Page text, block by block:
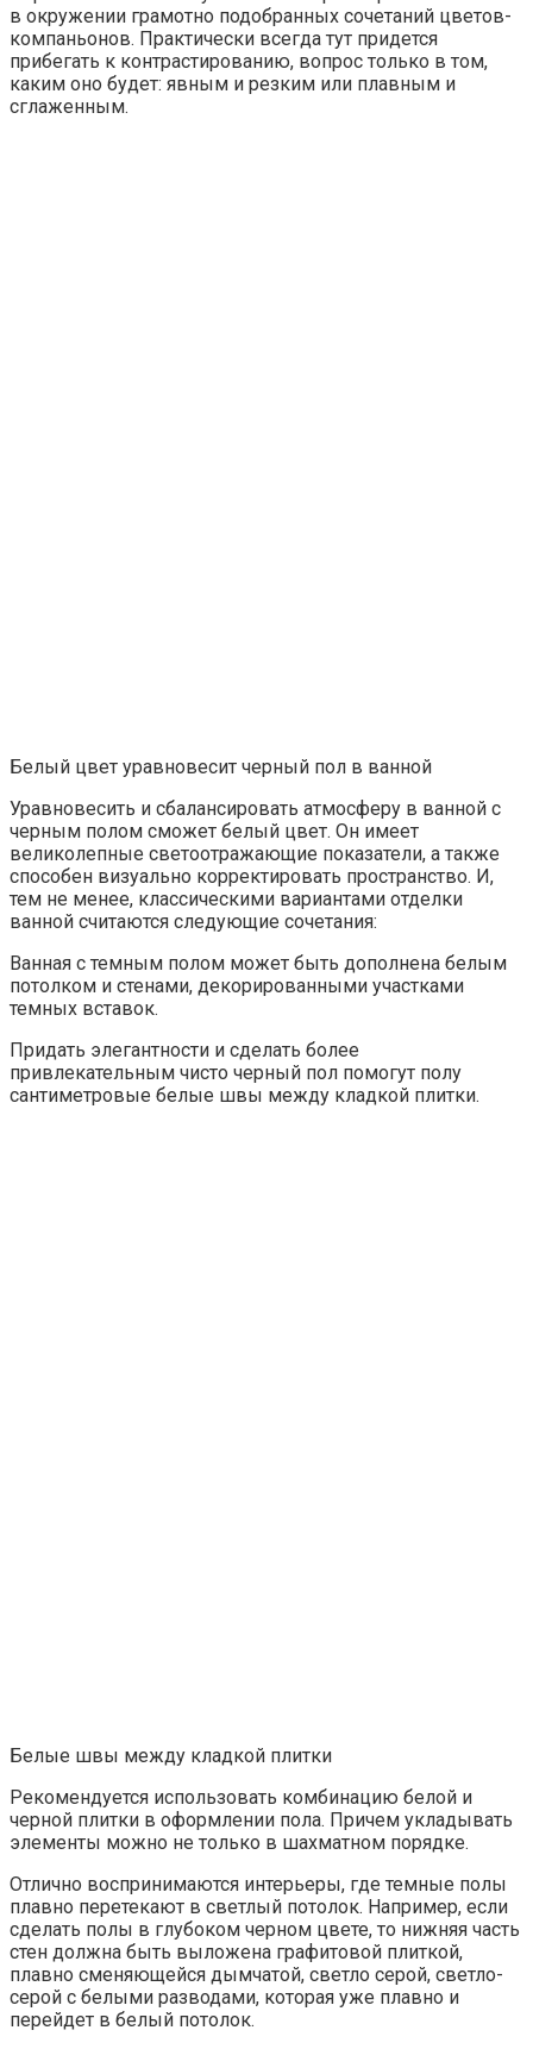
в окружении грамотно подобранных сочетаний цветов-
компаньонов. Практически всегда тут придется
прибегать к контрастированию, вопрос только в том,
каким оно будет: явным и резким или плавным и
сглаженным.
Белый цвет уравновесит черный пол в ванной
Уравновесить и сбалансировать атмосферу в ванной с
черным полом сможет белый цвет. Он имеет
великолепные светоотражающие показатели, а также
способен визуально корректировать пространство. И,
тем не менее, классическими вариантами отделки
ванной считаются следующие сочетания:
Ванная с темным полом может быть дополнена белым
потолком и стенами, декорированными участками
темных вставок.
Придать элегантности и сделать более
привлекательным чисто черный пол помогут полу
сантиметровые белые швы между кладкой плитки.
Белые швы между кладкой плитки
Рекомендуется использовать комбинацию белой и
черной плитки в оформлении пола. Причем укладывать
элементы можно не только в шахматном порядке.
Отлично воспринимаются интерьеры, где темные полы
плавно перетекают в светлый потолок. Например, если
сделать полы в глубоком черном цвете, то нижняя часть
стен должна быть выложена графитовой плиткой,
плавно сменяющейся дымчатой, светло серой, светло-
серой с белыми разводами, которая уже плавно и
перейдет в белый потолок.